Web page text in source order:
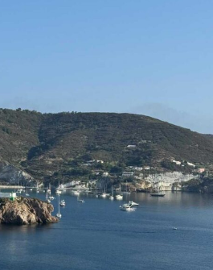
sindacato – spiega Garullo –
rischio rapportando il numero
quello degli occupati per
omogeneo tra i diversi
dalla loro
Sul piano dei numeri assoluti
lo scorso anno nella provincia di
denunce di infortunio sul